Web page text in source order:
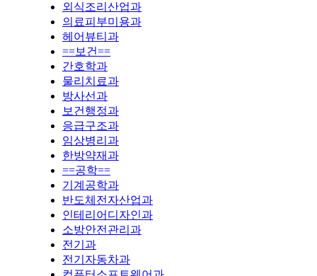
외식조리산업과
의료피부미용과
헤어뷰티과
==보건==
간호학과
물리치료과
방사선과
보건행정과
응급구조과
임상병리과
한방약재과
==공학==
기계공학과
반도체전자산업과
인테리어디자인과
소방안전관리과
전기과
전기자동차과